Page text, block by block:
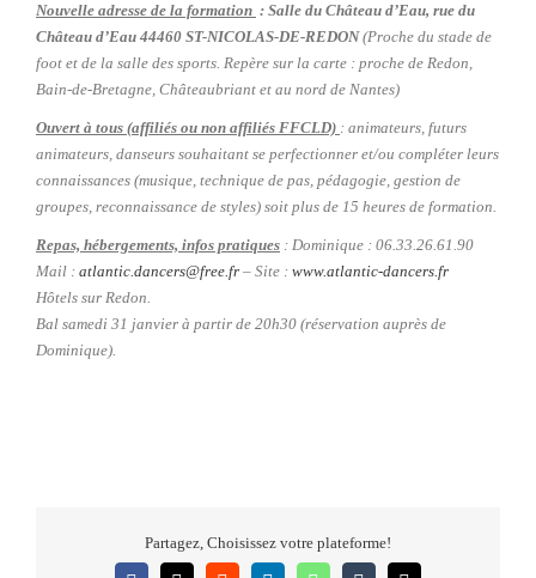
Nouvelle adresse de la formation : Salle du Château d’Eau, rue du
Château d’Eau 44460 ST-NICOLAS-DE-REDON(Proche du stade de
foot et de la salle des sports. Repère sur la carte : proche de Redon,
Bain-de-Bretagne, Châteaubriant et au nord de Nantes)
Ouvert à tous (affiliés ou non affiliés FFCLD) : animateurs, futurs
animateurs, danseurs souhaitant se perfectionner et/ou compléter leurs
connaissances (musique, technique de pas, pédagogie, gestion de
groupes, reconnaissance de styles) soit plus de 15 heures de formation.
Repas, hébergements, infos pratiques: Dominique : 06.33.26.61.90
Mail : atlantic.dancers@free.fr– Site : www.atlantic-dancers.fr
Hôtels sur Redon.
Bal samedi 31 janvier à partir de 20h30 (réservation auprès de
Dominique).
Partagez, Choisissez votre plateforme!